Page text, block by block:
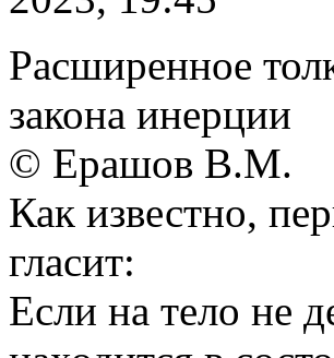
Расширенное
закона инерции
© Ерашов В.М.
Как известно,
гласит:
Если на тело не